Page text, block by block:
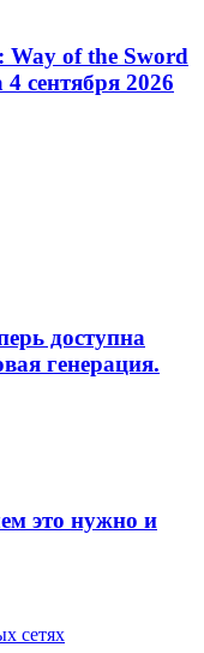
of the Sword
сентября 2026
доступна
генерация.
это нужно и
сетях